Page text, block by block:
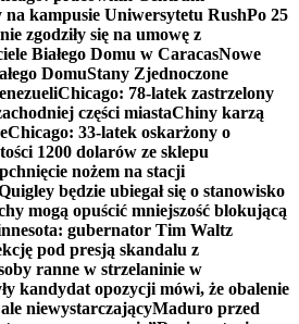
na kampusie Uniwersytetu RushPo 25
zgodziły się na umowę z
Białego Domu w CaracasNowe
DomuStany Zjednoczone
Chicago: 78-latek zastrzelony
części miastaChiny karzą
Chicago: 33-latek oskarżony o
1200 dolarów ze sklepu
nożem na stacji
będzie ubiegał się o stanowisko
mogą opuścić mniejszość blokującą
gubernator Tim Waltz
pod presją skandalu z
ranne w strzelaninie w
kandydat opozycji mówi, że obalenie
niewystarczającyMaduro przed